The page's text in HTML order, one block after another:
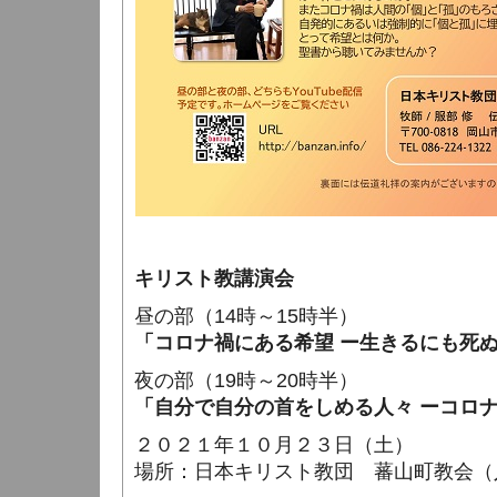
キリスト教講演会
昼の部（14時～15時半）
「コロナ禍にある希望 ー生きるにも死
夜の部（19時～20時半）
「自分で自分の首をしめる人々 ーコロ
２０２１年１０月２３日（土）
場所：日本キリスト教団 蕃山町教会（